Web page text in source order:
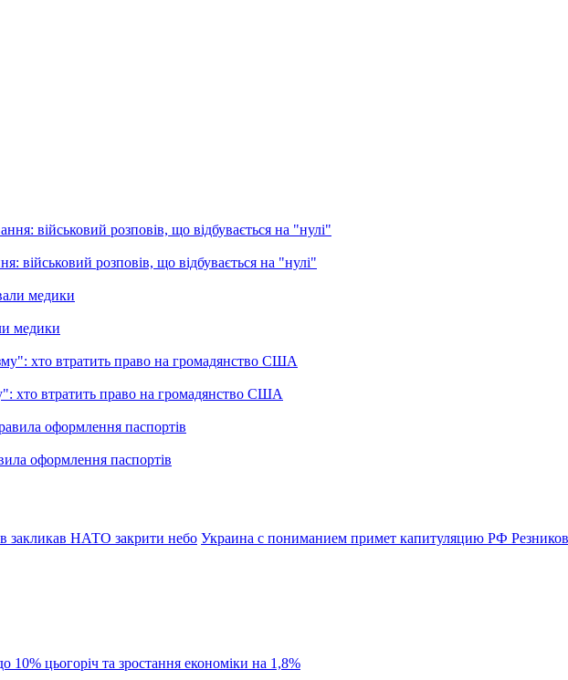
військовий розповів, що відбувається на "нулі"
медики
хто втратить право на громадянство США
оформлення паспортів
закликав НАТО закрити небо Украина с пониманием примет капитуляцию РФ
10% цьогоріч та зростання економіки на 1,8%